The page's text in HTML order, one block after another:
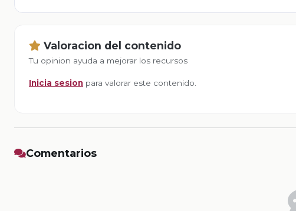
Valoracion del contenido
Tu opinion ayuda a mejorar los recursos
Inicia sesion para valorar este contenido.
Comentarios